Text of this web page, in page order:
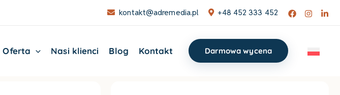
kontakt@adremedia.pl +48 452 333 452
Oferta Nasi klienci Blog Kontakt Darmowa wycena